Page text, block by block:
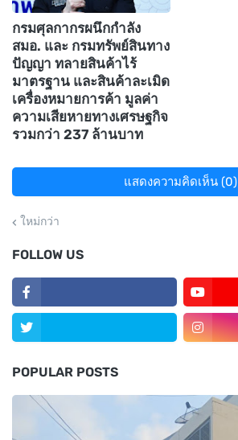
กรมศุลกากรผนึกกำลัง
สมอ. และ กรมทรัพย์สินทาง
ปัญญา ทลายสินค้าไร้
มาตรฐาน และสินค้าละเมิด
เครื่องหมายการค้า มูลค่า
ความเสียหายทางเศรษฐกิจ
รวมกว่า 237 ล้านบาท
แสดงความคิดเห็น (0)
ใหม่กว่า
FOLLOW US
POPULAR POSTS